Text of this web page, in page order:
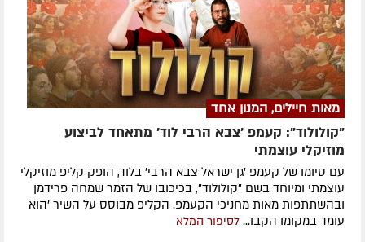
מאות חיילים, המנון אחד
"קולולוד": קעמפ 'צבא הרבי לוד' מתאחד לביצוע
מוזיקלי עוצמתי
עם סיומו של קעמפ 'גן ישראל צבא הרבי' בלוד, הופק קליפ מוזיקלי
עוצמתי ומיוחד בשם "קולולוד", בכיכובו של הזמר שמחה פרידמן
ובהשתתפות מאות מחניכי הקעמפ. הקליפ מבוסס על השיר 'הוא
עומד במקומו הקבו... לסיפור המלא